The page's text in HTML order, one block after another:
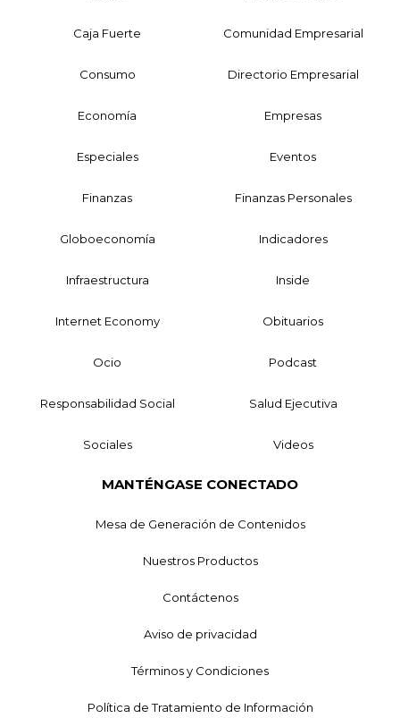
Caja Fuerte Comunidad Empresarial
Consumo Directorio Empresarial
Economía Empresas
Especiales Eventos
Finanzas Finanzas Personales
Globoeconomía Indicadores
Infraestructura Inside
Internet Economy Obituarios
Ocio Podcast
Responsabilidad Social Salud Ejecutiva
Sociales Videos
MANTÉNGASE CONECTADO
Mesa de Generación de Contenidos
Nuestros Productos
Contáctenos
Aviso de privacidad
Términos y Condiciones
Política de Tratamiento de Información